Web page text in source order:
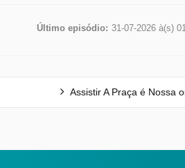
Último episódio: 31-07-2026 à(s)
Assistir A Praça é Nossa